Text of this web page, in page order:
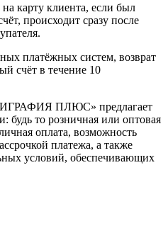
карту клиента, если был
происходит сразу после
платёжных систем, возврат
счёт в течение 10
ПЛЮС» предлагает
будь то розничная или оптовая
оплата, возможность
платежа, а также
условий, обеспечивающих